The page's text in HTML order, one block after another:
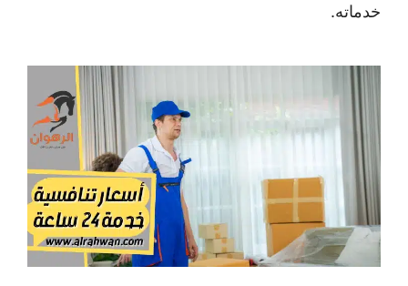
خدماته.